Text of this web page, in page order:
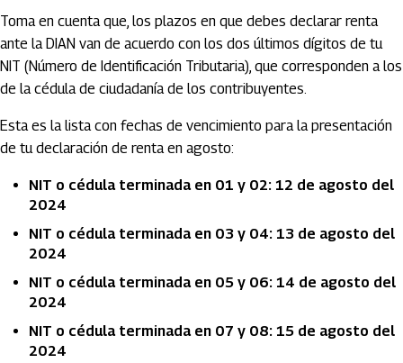
Toma en cuenta que, los plazos en que debes declarar renta
ante la DIAN van de acuerdo con los dos últimos dígitos de tu
NIT (Número de Identificación Tributaria), que corresponden a los
de la cédula de ciudadanía de los contribuyentes.
Esta es la lista con fechas de vencimiento para la presentación
de tu declaración de renta en agosto:
NIT o cédula terminada en 01 y 02: 12 de agosto del
2024
NIT o cédula terminada en 03 y 04: 13 de agosto del
2024
NIT o cédula terminada en 05 y 06: 14 de agosto del
2024
NIT o cédula terminada en 07 y 08: 15 de agosto del
2024